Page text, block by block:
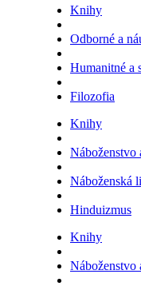
Knihy
Odborné a
Humanitné a
Filozofia
Knihy
Náboženstvo
Náboženská
Hinduizmus
Knihy
Náboženstvo